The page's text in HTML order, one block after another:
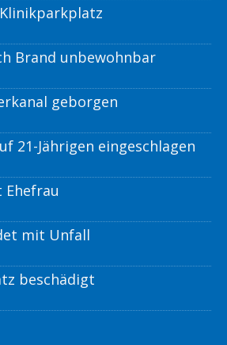
Brand unbewohnbar
geborgen
21-Jährigen eingeschlagen
Ehefrau
mit Unfall
beschädigt